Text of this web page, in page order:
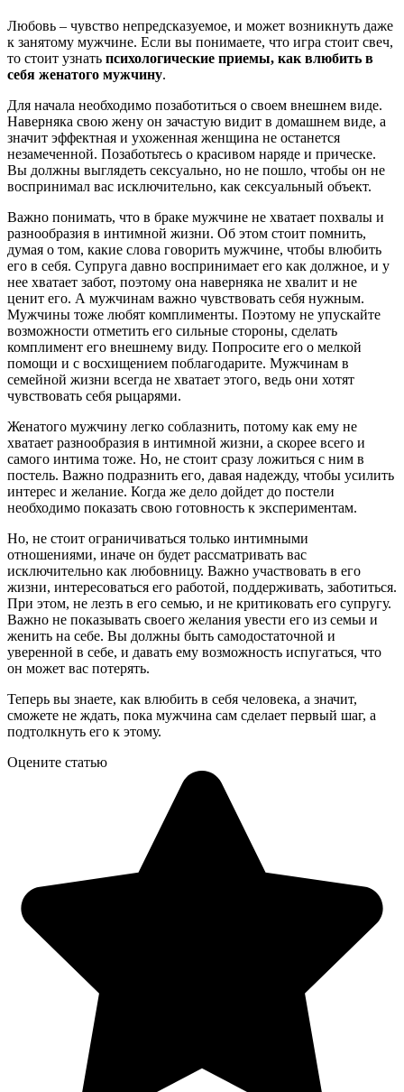
Любовь – чувство непредсказуемое, и может возникнуть даже
к занятому мужчине. Если вы понимаете, что игра стоит свеч,
то стоит узнать психологические приемы, как влюбить в
себя женатого мужчину.
Для начала необходимо позаботиться о своем внешнем виде.
Наверняка свою жену он зачастую видит в домашнем виде, а
значит эффектная и ухоженная женщина не останется
незамеченной. Позаботьтесь о красивом наряде и прическе.
Вы должны выглядеть сексуально, но не пошло, чтобы он не
воспринимал вас исключительно, как сексуальный объект.
Важно понимать, что в браке мужчине не хватает похвалы и
разнообразия в интимной жизни. Об этом стоит помнить,
думая о том, какие слова говорить мужчине, чтобы влюбить
его в себя. Супруга давно воспринимает его как должное, и у
нее хватает забот, поэтому она наверняка не хвалит и не
ценит его. А мужчинам важно чувствовать себя нужным.
Мужчины тоже любят комплименты. Поэтому не упускайте
возможности отметить его сильные стороны, сделать
комплимент его внешнему виду. Попросите его о мелкой
помощи и с восхищением поблагодарите. Мужчинам в
семейной жизни всегда не хватает этого, ведь они хотят
чувствовать себя рыцарями.
Женатого мужчину легко соблазнить, потому как ему не
хватает разнообразия в интимной жизни, а скорее всего и
самого интима тоже. Но, не стоит сразу ложиться с ним в
постель. Важно подразнить его, давая надежду, чтобы усилить
интерес и желание. Когда же дело дойдет до постели
необходимо показать свою готовность к экспериментам.
Но, не стоит ограничиваться только интимными
отношениями, иначе он будет рассматривать вас
исключительно как любовницу. Важно участвовать в его
жизни, интересоваться его работой, поддерживать, заботиться.
При этом, не лезть в его семью, и не критиковать его супругу.
Важно не показывать своего желания увести его из семьи и
женить на себе. Вы должны быть самодостаточной и
уверенной в себе, и давать ему возможность испугаться, что
он может вас потерять.
Теперь вы знаете, как влюбить в себя человека, а значит,
сможете не ждать, пока мужчина сам сделает первый шаг, а
подтолкнуть его к этому.
Оцените статью